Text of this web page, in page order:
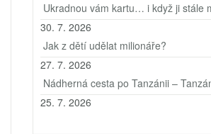
Ukradnou vám kartu… i když ji stále
30. 7. 2026
Jak z dětí udělat milionáře?
27. 7. 2026
Nádherná cesta po Tanzánii –
25. 7. 2026